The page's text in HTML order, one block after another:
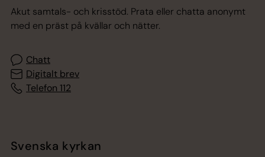
Akut samtals- och krisstöd. Prata eller chatta anonymt
med en präst på kvällar och nätter.
Chatt
Digitalt brev
Telefon 112
Svenska kyrkan